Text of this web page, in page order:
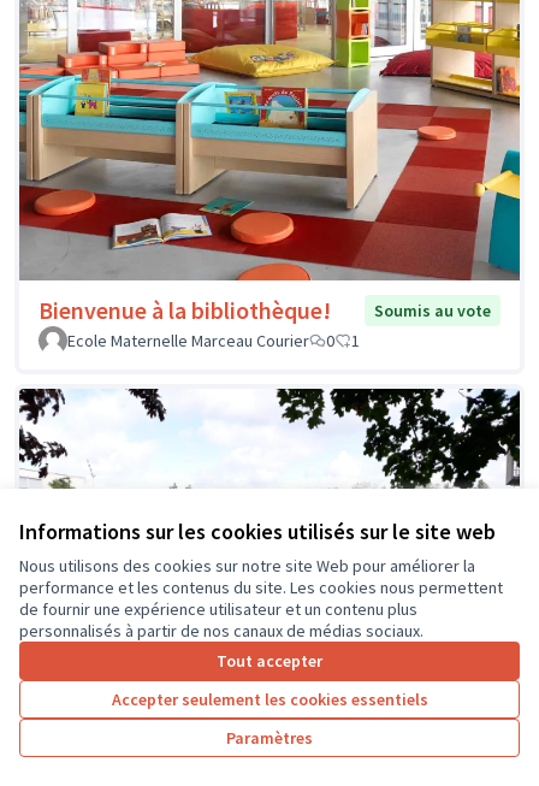
Informations sur les cookies utilisés sur le site web
Nous utilisons des cookies sur notre site Web pour améliorer la
performance et les contenus du site. Les cookies nous permettent
de fournir une expérience utilisateur et un contenu plus
personnalisés à partir de nos canaux de médias sociaux.
Tout accepter
Accepter seulement les cookies essentiels
Paramètres
Bienvenue à la bibliothèque!
Soumis au vote
Ecole Maternelle Marceau Courier
0 1